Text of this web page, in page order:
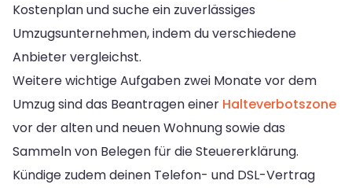
Kostenplan und suche ein zuverlässiges
Umzugsunternehmen, indem du verschiedene
Anbieter vergleichst.
Weitere wichtige Aufgaben zwei Monate vor dem
Umzug sind das Beantragen einer Halteverbotszone
vor der alten und neuen Wohnung sowie das
Sammeln von Belegen für die Steuererklärung.
Kündige zudem deinen Telefon- und DSL-Vertrag